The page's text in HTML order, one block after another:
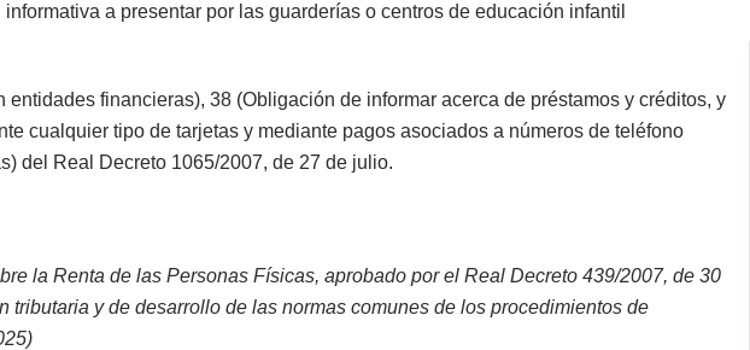
a presentar por las guarderías o centros de educación infantil
financieras), 38 (Obligación de informar acerca de préstamos y créditos, y
cualquier tipo de tarjetas y mediante pagos asociados a números de teléfono
del Real Decreto 1065/2007, de 27 de julio.
la Renta de las Personas Físicas, aprobado por el Real Decreto 439/2007, de 30
y de desarrollo de las normas comunes de los procedimientos de